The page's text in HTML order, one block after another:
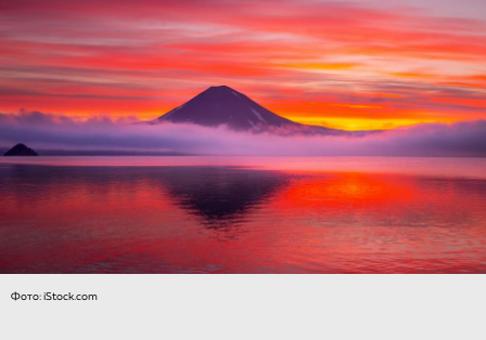
Фото: iStock.com